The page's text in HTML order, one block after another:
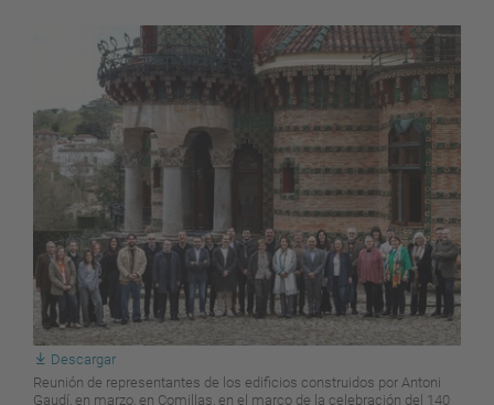
Descargar
Reunión de representantes de los edificios construidos por Antoni
Gaudí, en marzo, en Comillas, en el marco de la celebración del 140